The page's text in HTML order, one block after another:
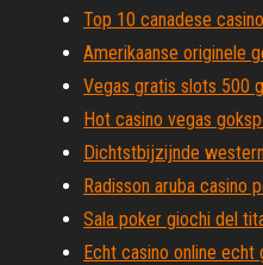
Top 10 canadese
Amerikaanse originele
Vegas gratis slots 500
Hot casino vegas
Dichtstbijzijnde
Radisson aruba casino
Sala poker giochi del
Echt casino online echt